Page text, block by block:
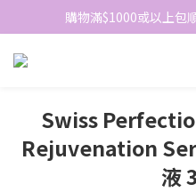
網站免費登記會員，會
購物滿$1000或以上包
網站免費登記會員，會
Swiss
Rejuvenation
液